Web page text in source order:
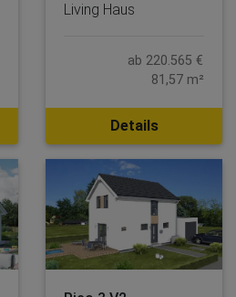
Living Haus
ab 220.565 €
81,57 m²
Details